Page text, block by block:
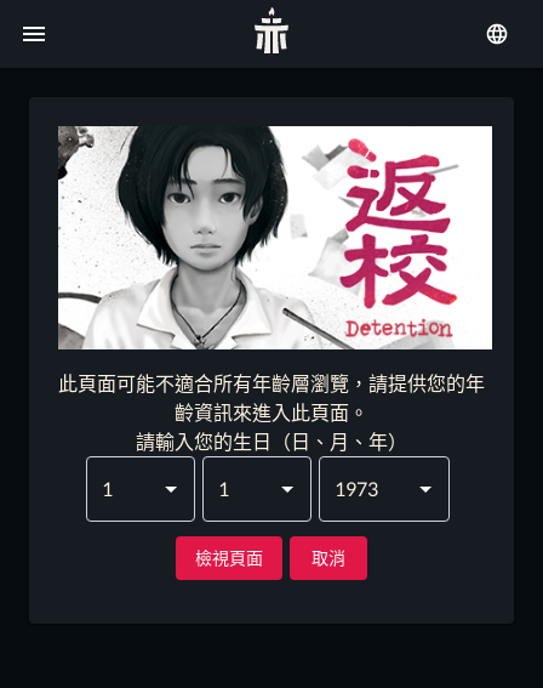
此頁面可能不適合所有年齡層瀏覽，請提供您的年
齡資訊來進入此頁面。
請輸入您的生日（日、月、年）
檢視頁面 取消